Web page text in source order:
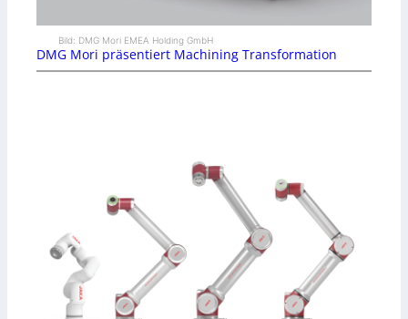
Bild: DMG Mori EMEA Holding GmbH
DMG Mori präsentiert Machining Transformation